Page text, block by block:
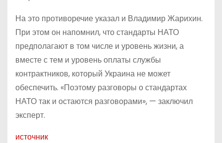
На это противоречие указал и Владимир Жарихин.
При этом он напомнил, что стандарты НАТО
предполагают в том числе и уровень жизни, а
вместе с тем и уровень оплаты службы
контрактников, который Украина не может
обеспечить. «Поэтому разговоры о стандартах
НАТО так и остаются разговорами», — заключил
эксперт.
источник